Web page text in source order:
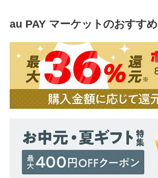
au PAY マーケットのおすすめ